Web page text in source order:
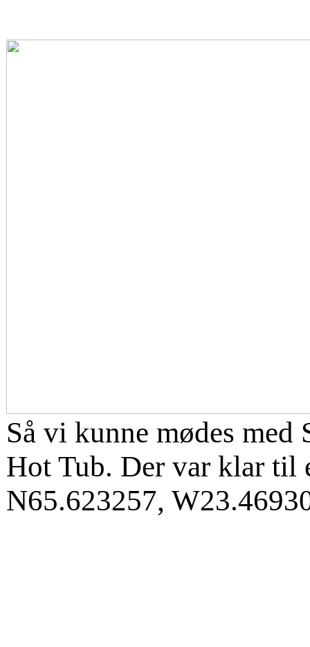
Så vi kunne mødes
Hot Tub. Der var klar til
N65.623257,